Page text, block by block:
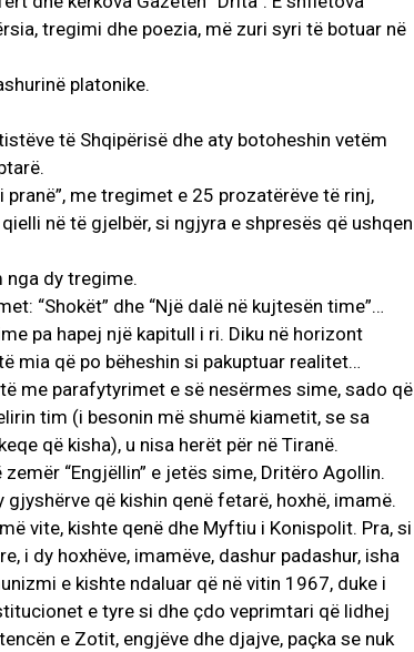
tregimi dhe poezia, më zuri syri të botuar në
platonike.
të Shqipërisë dhe aty botoheshin vetëm
me tregimet e 25 prozatërëve të rinj,
në të gjelbër, si ngjyra e shpresës që ushqen
nga dy tregime.
“Shokët” dhe “Një dalë në kujtesën time”…
pa hapej një kapitull i ri. Diku në horizont
mia që po bëheshin si pakuptuar realitet…
me parafytyrimet e së nesërmes sime, sado që
tim (i besonin më shumë kiametit, se sa
që kisha), u nisa herët për në Tiranë.
“Engjëllin” e jetës sime, Dritëro Agollin.
gjyshërve që kishin qenë fetarë, hoxhë, imamë.
vite, kishte qenë dhe Myftiu i Konispolit. Pra, si
i dy hoxhëve, imamëve, dashur padashur, isha
e kishte ndaluar që në vitin 1967, duke i
e tyre si dhe çdo veprimtari që lidhej
e Zotit, engjëve dhe djajve, paçka se nuk